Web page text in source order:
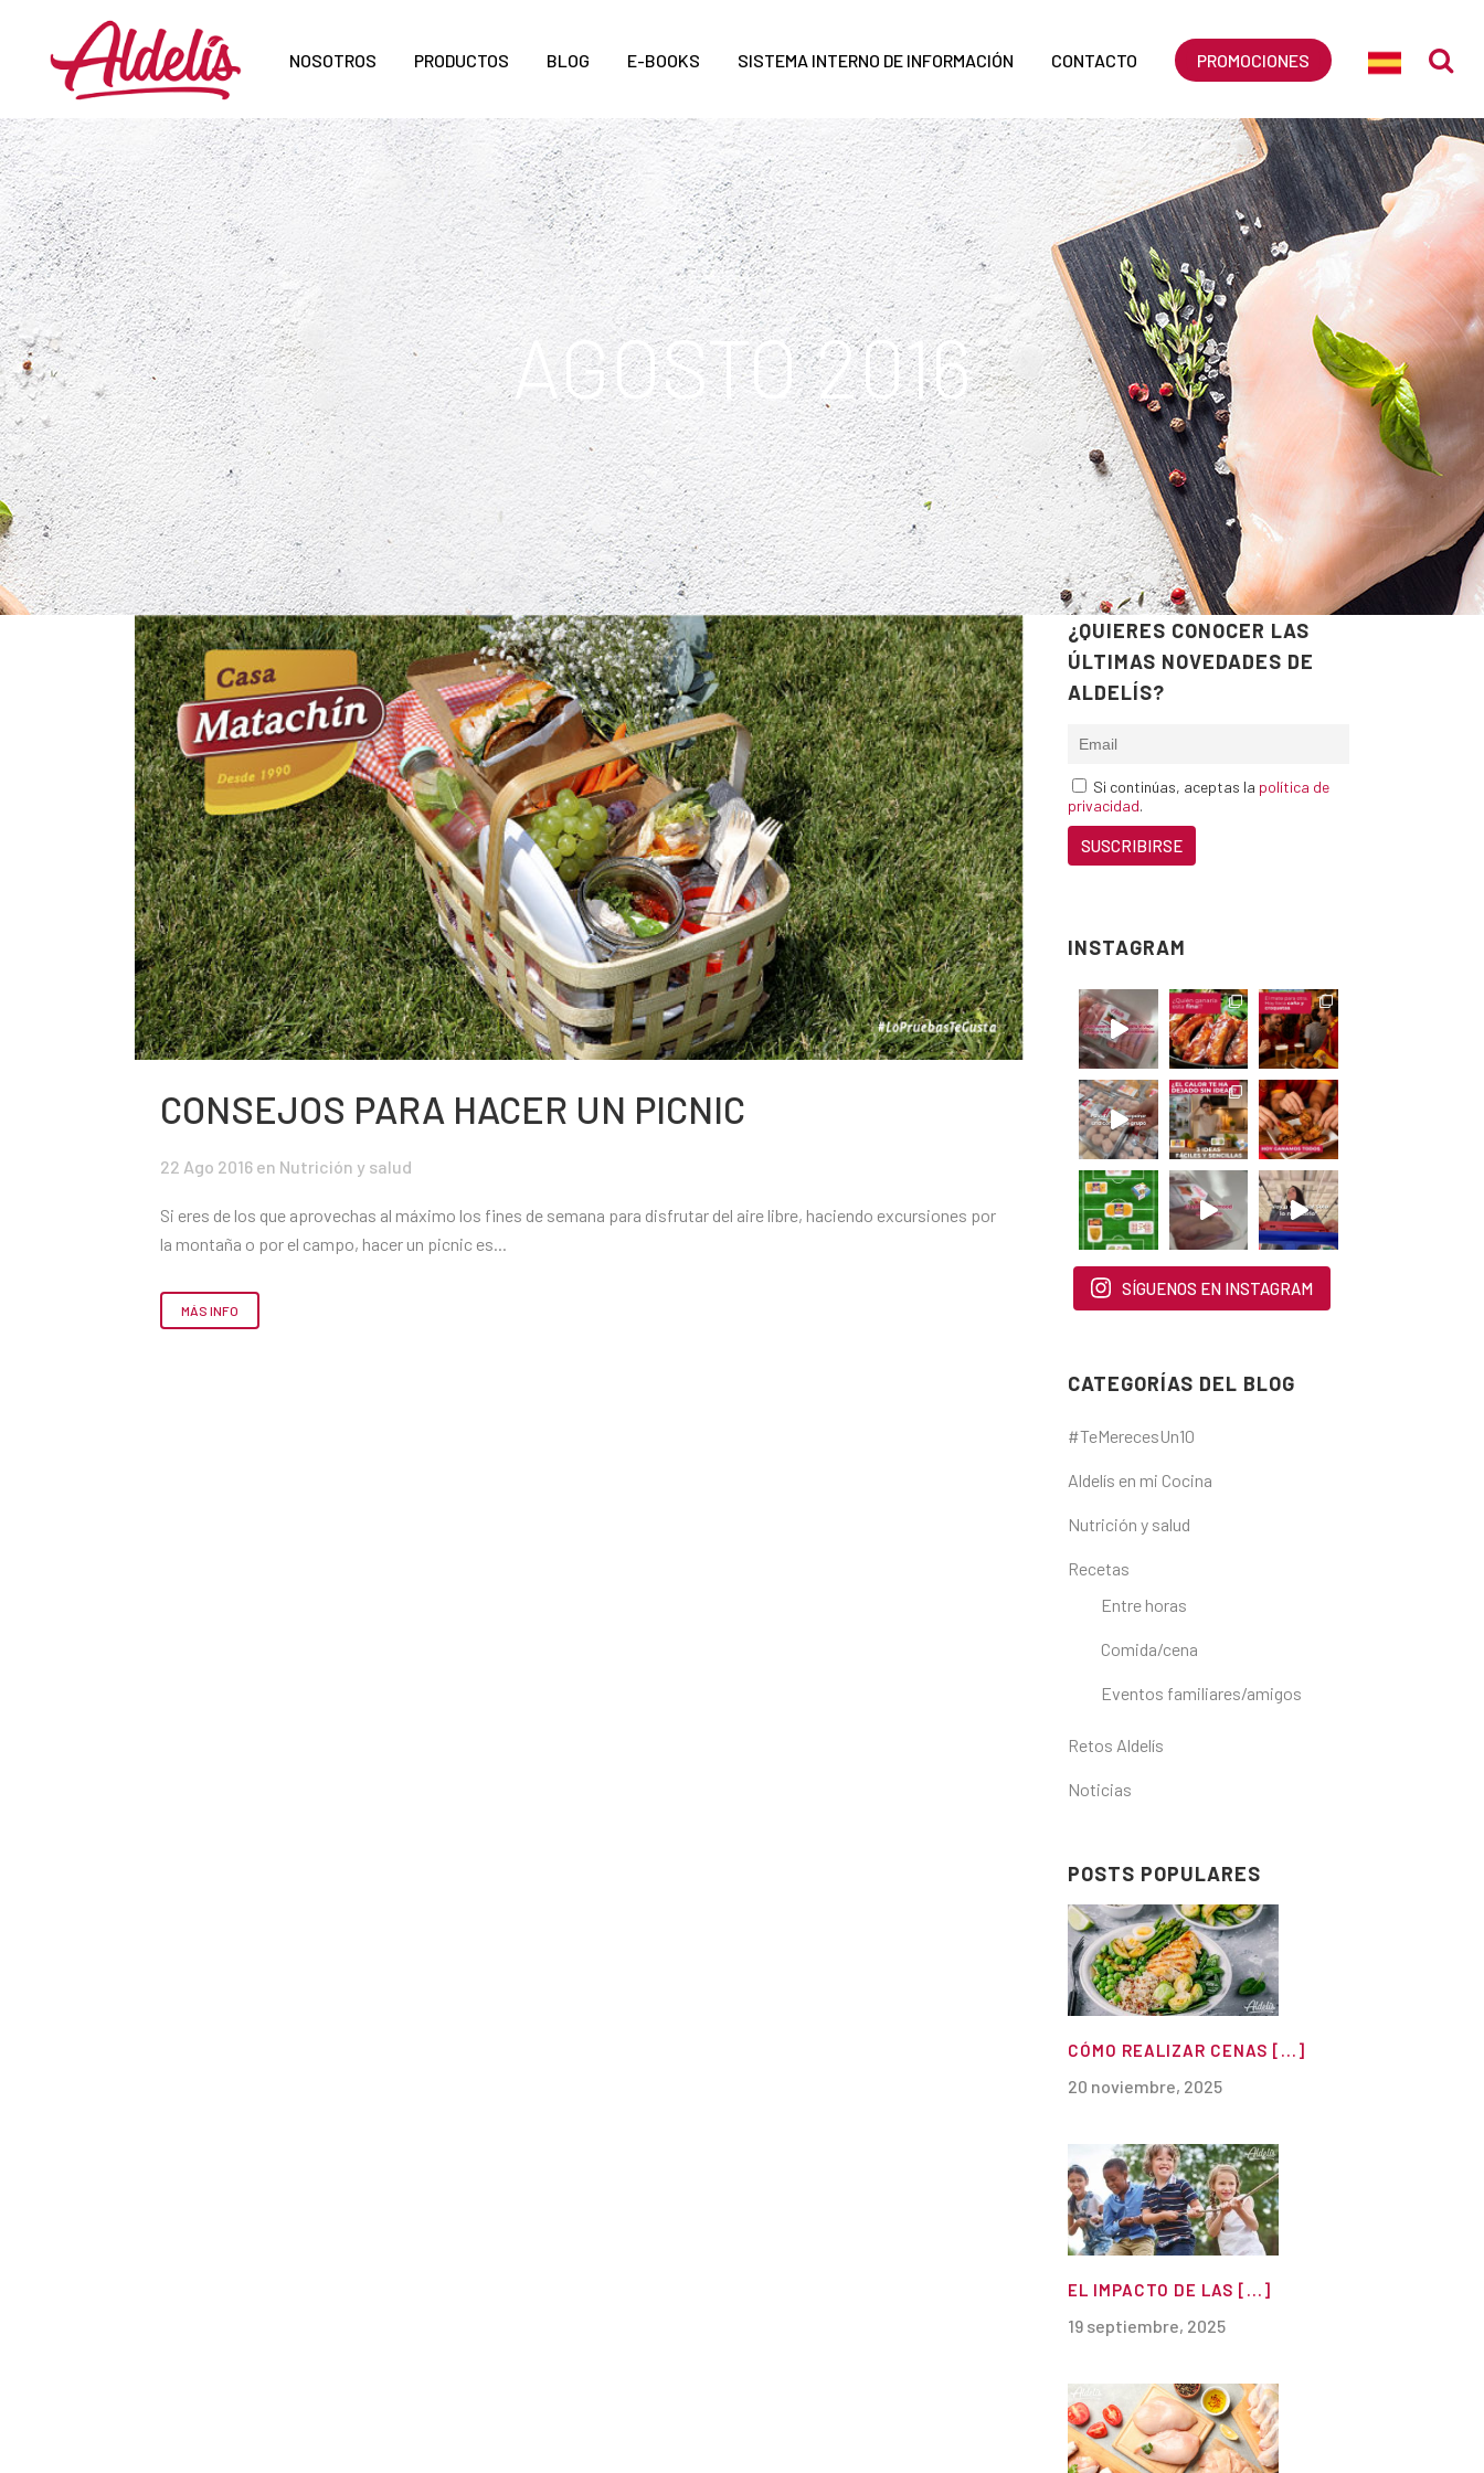
NOSOTROS PRODUCTOS BLOG E-BOOKS SISTEMA INTERNO DE INFORMACIÓN CONTACTO PROMOCIONES
AGOSTO 2016
CONSEJOS PARA HACER UN PICNIC
22 Ago 2016 en Nutrición y salud
Si eres de los que aprovechas al máximo los fines de semana para disfrutar del aire libre, haciendo excursiones por
la montaña o por el campo, hacer un picnic es...
MÁS INFO
¿QUIERES CONOCER LAS
ÚLTIMAS NOVEDADES DE
ALDELÍS?
Si continúas, aceptas la política de
privacidad.
INSTAGRAM
SÍGUENOS EN INSTAGRAM
CATEGORÍAS DEL BLOG
#TeMerecesUn10
Aldelís en mi Cocina
Nutrición y salud
Recetas
Entre horas
Comida/cena
Eventos familiares/amigos
Retos Aldelís
Noticias
POSTS POPULARES
CÓMO REALIZAR CENAS [...]
20 noviembre, 2025
EL IMPACTO DE LAS [...]
19 septiembre, 2025